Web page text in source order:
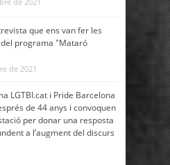
que ens van fer les
programa "Mataró
de 2021
LGTBI.cat i Pride Barcelona
de 44 anys i convoquen
per donar una resposta
a l’augment del discurs